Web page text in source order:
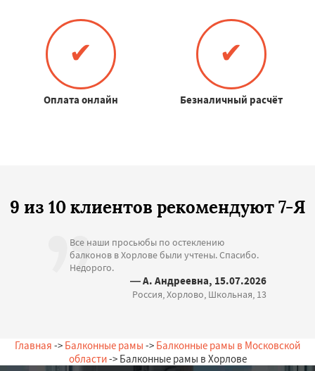
✔
Оплата онлайн
✔
Безналичный расчёт
9 из 10 клиентов рекомендуют 7-Я
Все наши просьюбы по остеклению
балконов в Хорлове были учтены. Спасибо.
Недорого.
— А. Андреевна, 15.07.2026
Россия, Хорлово, Школьная, 13
Главная -> Балконные рамы -> Балконные рамы в Московской
области-> Балконные рамы в Хорлове